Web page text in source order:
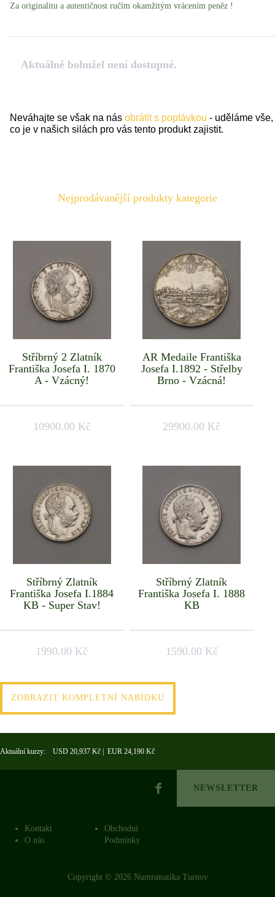
Za originalitu a autentičnost ručím okamžitým vrácením peněz !
Aktuálně bohužel není dostupné.
Neváhajte se však na nás obrátit s poptávkou - uděláme vše,
co je v našich silách pro vás tento produkt zajistit.
Nejprodávanější produkty kategorie
Stříbrný 2 Zlatník
Františka Josefa I. 1870
A - Vzácný!
10900.00 Kč
AR Medaile Františka
Josefa I.1892 - Střelby
Brno - Vzácná!
29900.00 Kč
Stříbrný Zlatník
Františka Josefa I.1884
KB - Super Stav!
1990.00 Kč
Stříbrný Zlatník
Františka Josefa I. 1888
KB
1590.00 Kč
ZOBRAZIT KOMPLETNÍ NABÍDKU
Aktuální kurzy: USD 20,937 Kč | EUR 24,190 Kč
NEWSLETTER
Kontakt
O nás
Obchodní
Podmínky
Copyright © 2026 Numismatika Turnov